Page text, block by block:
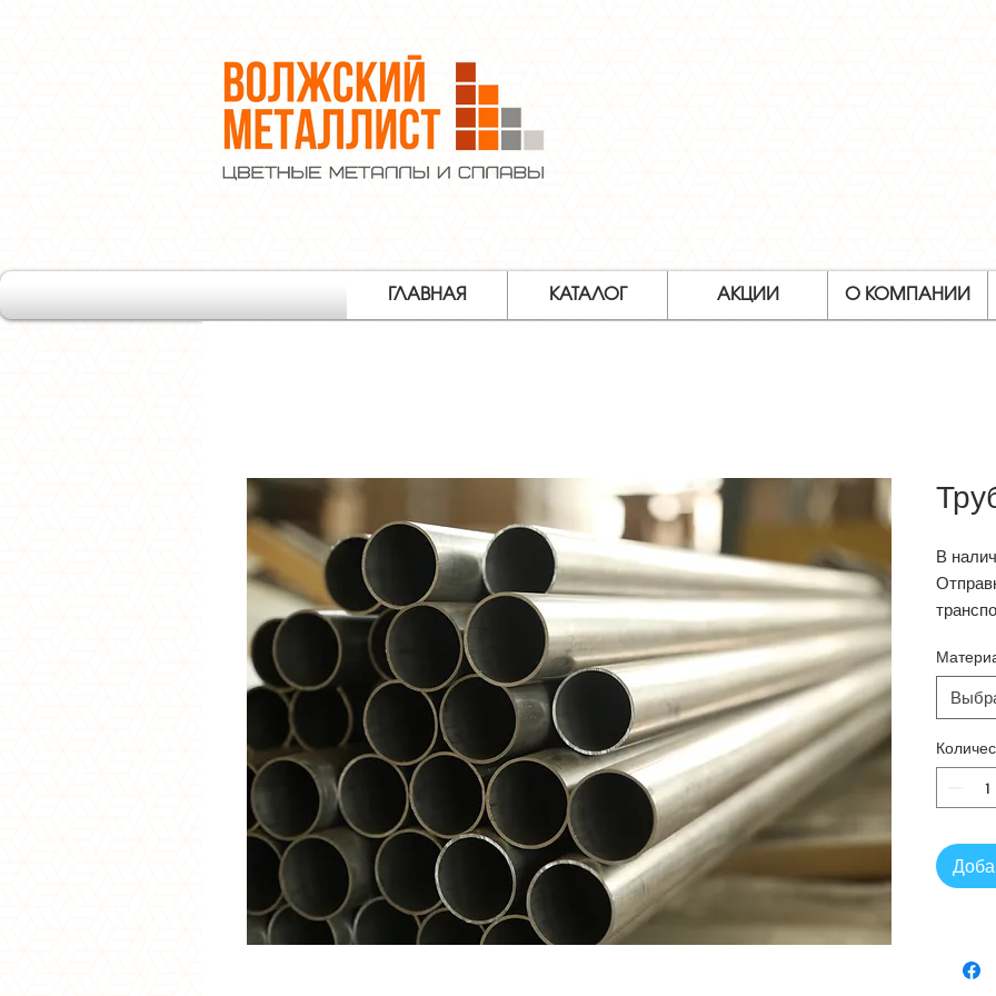
ГЛАВНАЯ КАТАЛОГ АКЦИИ О КОМПАНИИ
В
Если у
Вас